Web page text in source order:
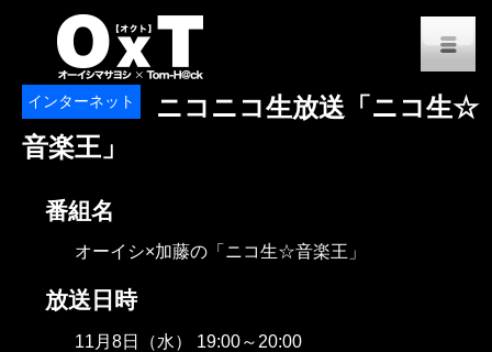
インターネット
ニコニコ生放送「ニコ生☆
音楽王」
番組名
オーイシ×加藤の「ニコ生☆音楽王」
放送日時
11月8日（水） 19:00～20:00